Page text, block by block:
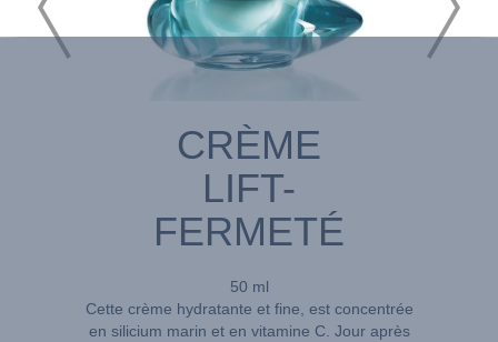
CRÈME
LIFT-
FERMETÉ
50 ml
Cette crème hydratante et fine, est concentrée
en silicium marin et en vitamine C. Jour après